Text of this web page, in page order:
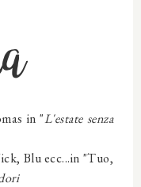
in "L'estate senza
Blu ecc...in "Tuo,